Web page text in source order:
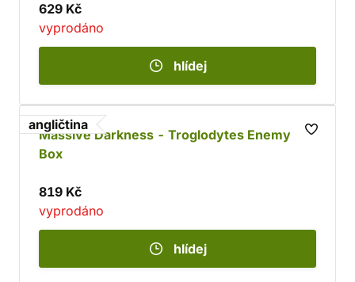
629 Kč
vyprodáno
hlídej
angličtina
Massive Darkness - Troglodytes Enemy
Box
819 Kč
vyprodáno
hlídej